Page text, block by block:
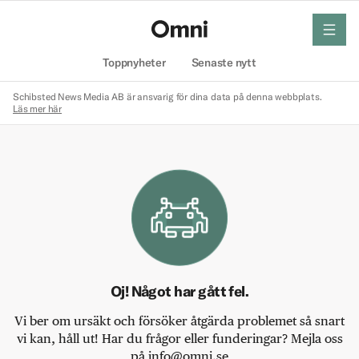
Toppnyheter Senaste nytt
meny
Schibsted News Media AB är ansvarig för dina data på denna webbplats.
Läs mer här
Oj! Något har gått fel.
Vi ber om ursäkt och försöker åtgärda problemet så snart
vi kan, håll ut! Har du frågor eller funderingar? Mejla oss